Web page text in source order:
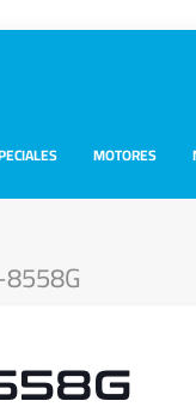
MOTORES